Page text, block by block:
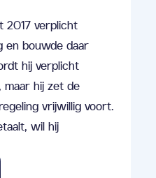
2017 verplicht
en bouwde daar
hij verplicht
maar hij zet de
vrijwillig voort.
wil hij